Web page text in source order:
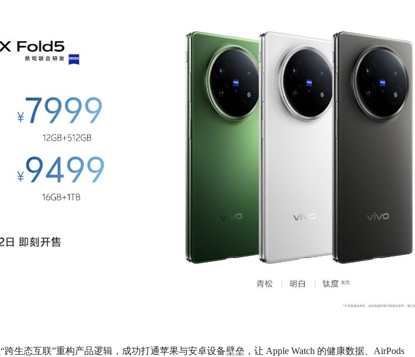
生态互联”重构产品逻辑，成功打通苹果与安卓设备壁垒，让 Apple Watch 的健康数据、AirPods